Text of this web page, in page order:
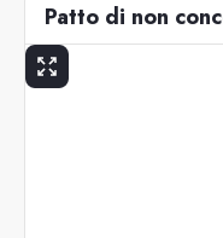
Patto di non